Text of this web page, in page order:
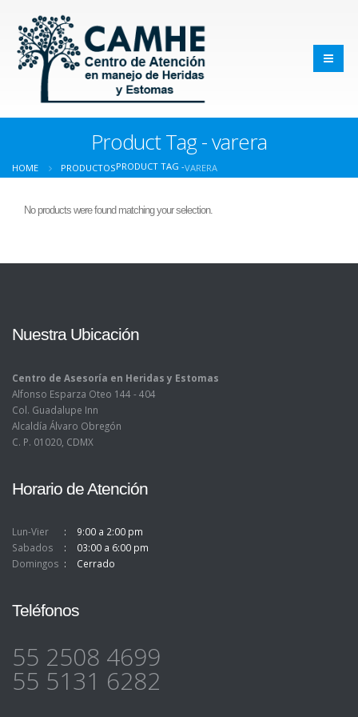
Product Tag - varera
HOME PRODUCTOSPRODUCT TAG -VARERA
No products were found matching your selection.
Nuestra Ubicación
Centro de Asesoría en Heridas y Estomas
Alfonso Esparza Oteo 144 - 404
Col. Guadalupe Inn
Alcaldía Álvaro Obregón
C. P. 01020, CDMX
Horario de Atención
Lun-Vier
9:00 a 2:00 pm
Sabados
03:00 a 6:00 pm
Domingos
Cerrado
Teléfonos
55 2508 4699
55 5131 6282